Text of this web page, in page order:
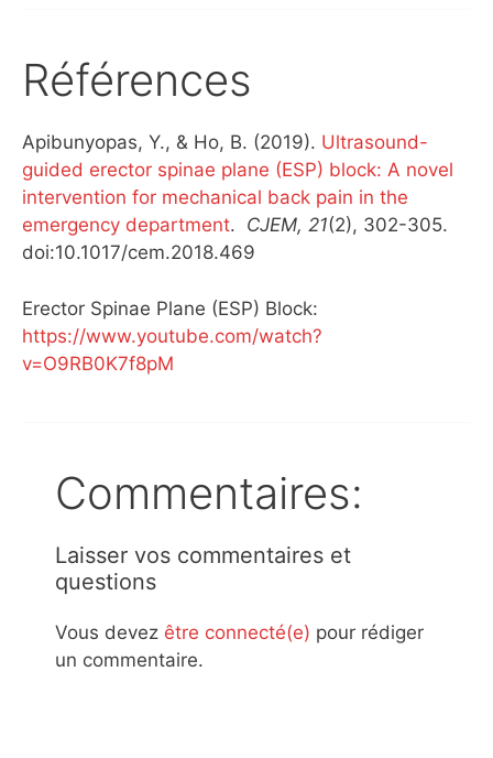
Références
Apibunyopas, Y., & Ho, B. (2019). Ultrasound-
guided erector spinae plane (ESP) block: A novel
intervention for mechanical back pain in the
emergency department. CJEM, 21(2), 302-305.
doi:10.1017/cem.2018.469
Erector Spinae Plane (ESP) Block:
https://www.youtube.com/watch?
v=O9RB0K7f8pM
Commentaires:
Laisser vos commentaires et
questions
Vous devez être connecté(e) pour rédiger
un commentaire.